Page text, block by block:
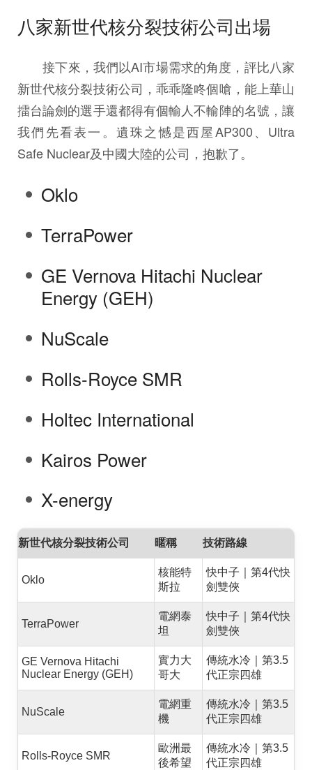
八家新世代核分裂技術公司出場
接下來，我們以AI市場需求的角度，評比八家
新世代核分裂技術公司，乖乖隆咚個嗆，能上華山
擂台論劍的選手還都得有個輸人不輸陣的名號，讓
我們先看表一。遺珠之憾是西屋AP300、Ultra
Safe Nuclear及中國大陸的公司，抱歉了。
Oklo
TerraPower
GE Vernova Hitachi Nuclear
Energy (GEH)
NuScale
Rolls-Royce SMR
Holtec International
Kairos Power
X-energy
新世代核分裂技術公司 暱稱 技術路線
Oklo
核能特
斯拉
快中子｜第4代快
劍雙俠
TerraPower
電網泰
坦
快中子｜第4代快
劍雙俠
GE Vernova Hitachi
Nuclear Energy (GEH)
實力大
哥大
傳統水冷｜第3.5
代正宗四雄
NuScale
電網重
機
傳統水冷｜第3.5
代正宗四雄
Rolls-Royce SMR
歐洲最
後希望
傳統水冷｜第3.5
代正宗四雄